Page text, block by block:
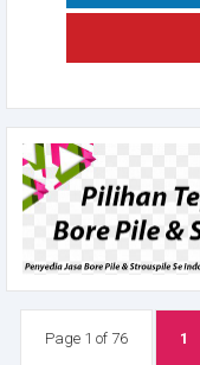
Page 1 of 76 1